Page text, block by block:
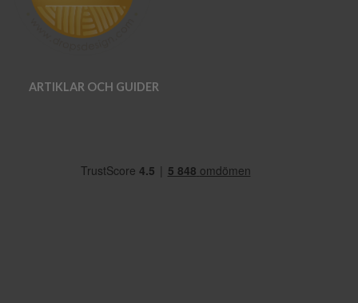
ARTIKLAR OCH GUIDER